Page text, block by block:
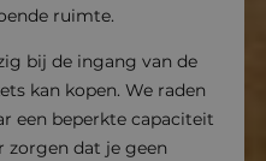
ruimte.
bij de ingang van de
kan kopen. We raden
een beperkte capaciteit
zorgen dat je geen